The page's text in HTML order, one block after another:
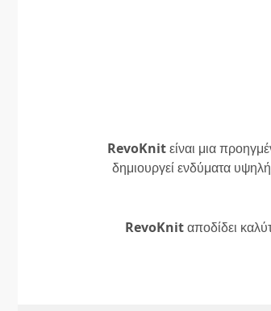
RevoKnitείναι μια
δημιουργεί ενδύματα
RevoKnitαποδίδει